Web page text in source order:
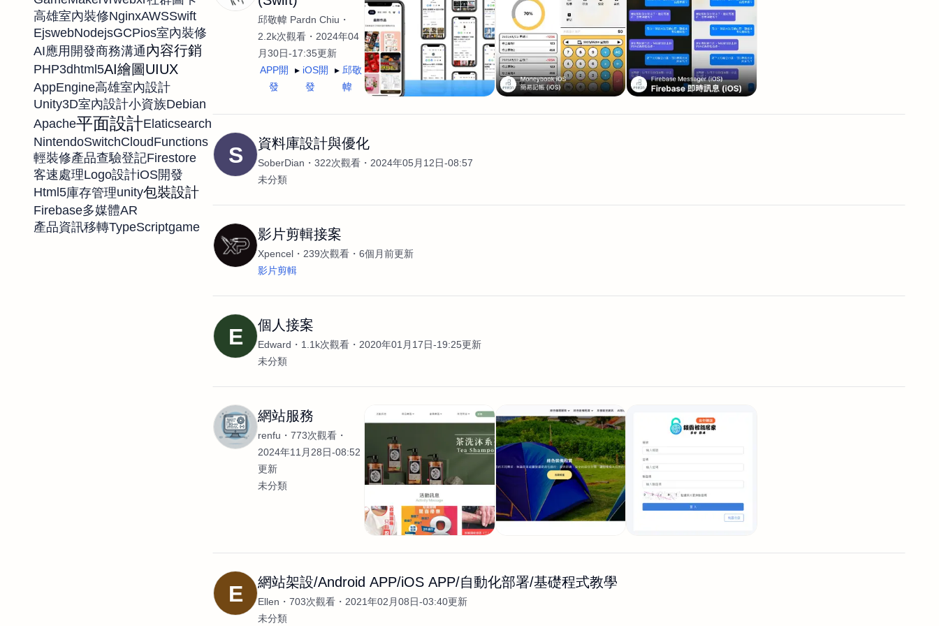
高雄室內裝修NginxAWSSwift
EjswebNodejsGCPios室內裝修
AI應用開發商務溝通內容行銷
PHP3d html5AI繪圖UIUX
AppEngine高雄室內設計
Unity3D室內設計小資族Debian
Apache平面設計Elaticsearch
NintendoSwitchCloudFunctions
輕裝修產品查驗登記Firestore
客速處理Logo設計iOS開發
Html5庫存管理unity包裝設計
Firebase多媒體AR
產品資訊移轉TypeScriptgame
邱敬幃 Pardn Chiu
2.2k次觀看
2024年04
月30日-17:35更新
APP開
發
iOS開
發
邱敬
幃
S 資料庫設計與優化
SoberDian 322次觀看
2024年05月12日-08:57
未分類
影片剪輯接案
Xpencel 239次觀看
6個月前更新
影片剪輯
E 個人接案
Edward 1.1k次觀看
2020年01月17日-19:25更新
未分類
網站服務
renfu
773次觀看
2024年11月28日-08:52
更新
未分類
E 網站架設/Android APP/iOS APP/自動化部署/基礎程式教學
Ellen 703次觀看
2021年02月08日-03:40更新
未分類